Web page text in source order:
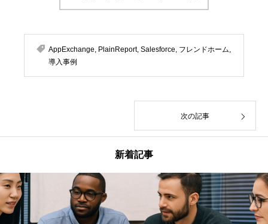
AppExchange, PlainReport, Salesforce, フレンドホーム,
導入事例
次の記事
新着記事